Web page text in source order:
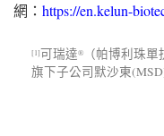
網： https://en.kelun-
[1]可瑞達®
（帕博利珠
旗下子公司默沙東